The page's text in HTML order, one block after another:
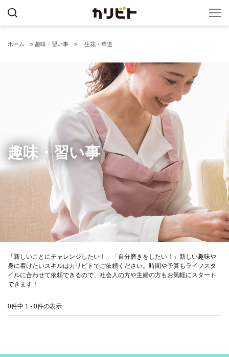
ホーム > 趣味・習い事 > 生花・華道
趣味・習い事
「新しいことにチャレンジしたい！」「自分磨きをしたい！」新しい趣味や
身に着けたいスキルはカリビトでご依頼ください。時間や予算もライフスタ
イルに合わせて依頼できるので、社会人の方や主婦の方もお気軽にスタート
できます！
0件中 1 - 0件の表示